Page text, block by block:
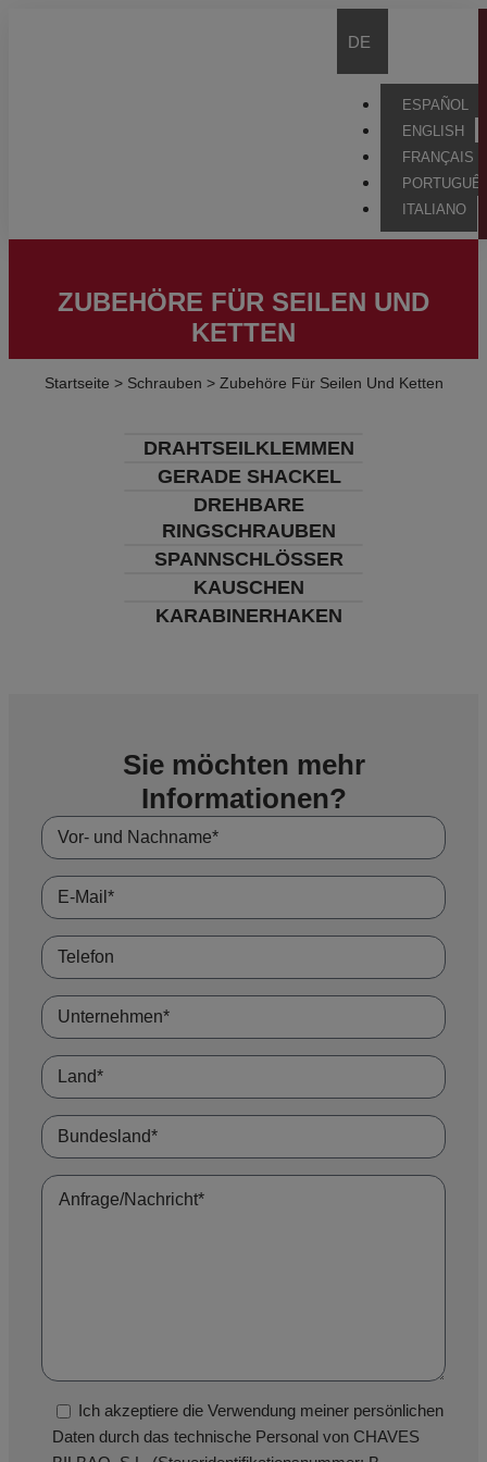
DE
ESPAÑOL
ENGLISH
FRANÇAIS
ITALIANO
ZUBEHÖRE FÜR SEILEN UND
KETTEN
Startseite > Schrauben > Zubehöre Für Seilen Und Ketten
DRAHTSEILKLEMMEN
GERADE SHACKEL
DREHBARE
RINGSCHRAUBEN
SPANNSCHLÖSSER
KAUSCHEN
KARABINERHAKEN
Sie möchten mehr
Informationen?
Ich akzeptiere die Verwendung meiner persönlichen
Daten durch das technische Personal von CHAVES